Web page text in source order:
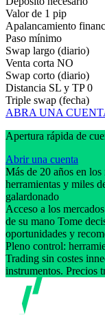
Valor de 1 pip
Apalancamiento
Paso mínimo
Swap largo (diario)
Venta corta NO
Swap corto (diario)
Distancia SL y TP 0
Triple swap (fecha)
ABRA UNA
Apertura rápida de
Abrir una cuenta
Más de 20 años en
herramientas y miles
galardonado
Acceso a los
de su mano Tome
oportunidades y
Pleno control:
Trading sin costes
instrumentos. Precios